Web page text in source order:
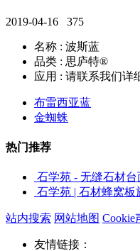
2019-04-16 375
名称 : 波斯蓝
品类 : 思庐特®
应用 : 请联系我们详
布雷西亚蓝
金蜘蛛
热门推荐
石学苑 - 无缝石材
石学苑 | 石材蜂窝板
站内搜索 网站地图 Cookie
友情链接：